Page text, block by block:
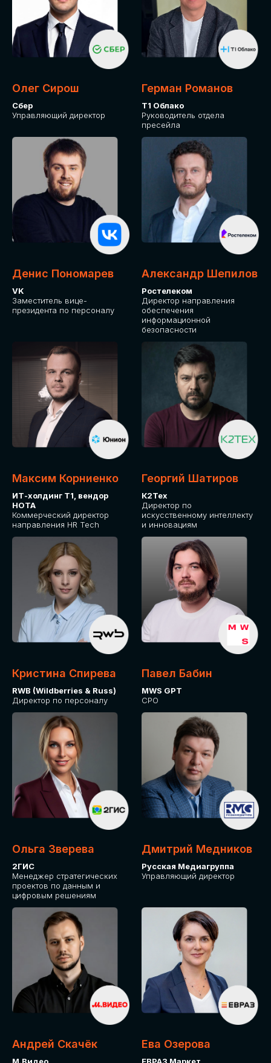
Олег Сирош
Сбер
Управляющий директор
Герман Романов
Т1 Облако
Руководитель отдела
пресейла
Денис Пономарев
VK
Заместитель вице-
президента по персоналу
Александр Шепилов
Ростелеком
Директор направления
обеспечения
информационной
безопасности
Максим Корниенко
ИТ-холдинг Т1, вендор
НОТА
Коммерческий директор
направления HR Tech
Георгий Шатиров
К2Тех
Директор по
искусственному интеллекту
и инновациям
Кристина Спирева
RWB (Wildberries & Russ)
Директор по персоналу
Павел Бабин
MWS GPT
CPO
Ольга Зверева
2ГИС
Менеджер стратегических
проектов по данным и
цифровым решениям
Дмитрий Медников
Русская Медиагруппа
Управляющий директор
Андрей Скачёк Ева Озерова